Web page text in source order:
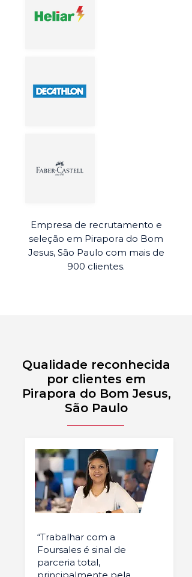
Empresa de recrutamento e
seleção em Pirapora do Bom
Jesus, São Paulo com mais de
900 clientes.
Qualidade reconhecida
por clientes em
Pirapora do Bom Jesus,
São Paulo
“Trabalhar com a
Foursales é sinal de
parceria total,